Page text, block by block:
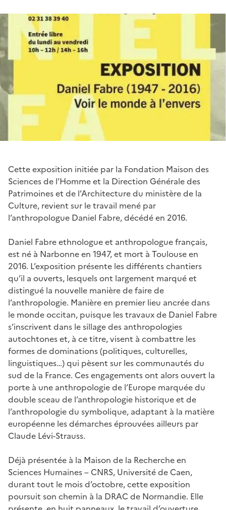
Cette exposition initiée par la Fondation Maison des
Sciences de l’Homme et la Direction Générale des
Patrimoines et de l’Architecture du ministère de la
Culture, revient sur le travail mené par
l’anthropologue Daniel Fabre, décédé en 2016.
Daniel Fabre ethnologue et anthropologue français,
est né à Narbonne en 1947, et mort à Toulouse en
2016. L’exposition présente les différents chantiers
qu’il a ouverts, lesquels ont largement marqué et
distingué la nouvelle manière de faire de
l’anthropologie. Manière en premier lieu ancrée dans
le monde occitan, puisque les travaux de Daniel Fabre
s’inscrivent dans le sillage des anthropologies
autochtones et, à ce titre, visent à combattre les
formes de dominations (politiques, culturelles,
linguistiques…) qui pèsent sur les communautés du
sud de la France. Ces engagements ont alors ouvert la
porte à une anthropologie de l’Europe marquée du
double sceau de l’anthropologie historique et de
l’anthropologie du symbolique, adaptant à la matière
européenne les démarches éprouvées ailleurs par
Claude Lévi-Strauss.
Déjà présentée à la Maison de la Recherche en
Sciences Humaines – CNRS, Université de Caen,
durant tout le mois d’octobre, cette exposition
poursuit son chemin à la DRAC de Normandie. Elle